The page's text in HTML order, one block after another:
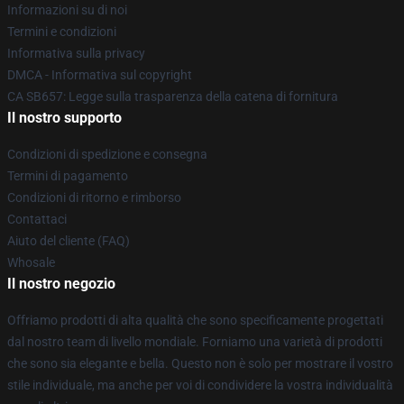
Informazioni su di noi
Termini e condizioni
Informativa sulla privacy
DMCA - Informativa sul copyright
CA SB657: Legge sulla trasparenza della catena di fornitura
Il nostro supporto
Condizioni di spedizione e consegna
Termini di pagamento
Condizioni di ritorno e rimborso
Contattaci
Aiuto del cliente (FAQ)
Whosale
Il nostro negozio
Offriamo prodotti di alta qualità che sono specificamente progettati
dal nostro team di livello mondiale. Forniamo una varietà di prodotti
che sono sia elegante e bella. Questo non è solo per mostrare il vostro
stile individuale, ma anche per voi di condividere la vostra individualità